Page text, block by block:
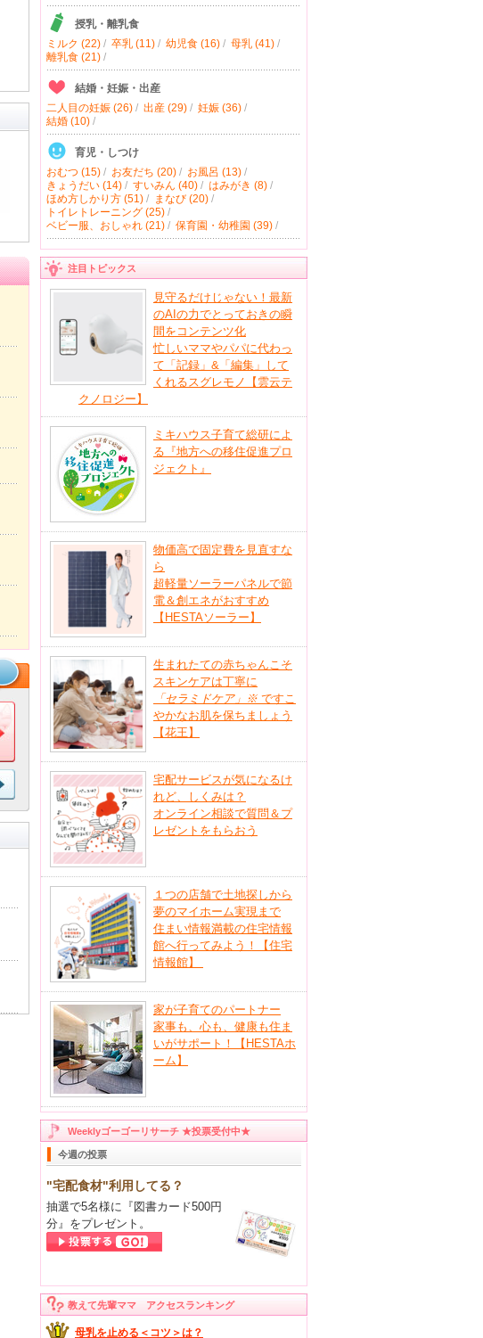
授乳・離乳食
ミルク (22)/ 卒乳 (11)/ 幼児食 (16)/ 母乳 (41)/
離乳食 (21)/
結婚・妊娠・出産
二人目の妊娠 (26)/ 出産 (29)/ 妊娠 (36)/
結婚 (10)/
育児・しつけ
おむつ (15)/ お友だち (20)/ お風呂 (13)/
きょうだい (14)/ すいみん (40)/ はみがき (8)/
ほめ方しかり方 (51)/ まなび (20)/
トイレトレーニング (25)/
ベビー服、おしゃれ (21)/ 保育園・幼稚園 (39)/
注目トピックス
見守るだけじゃない！最新
のAIの力でとっておきの瞬
間をコンテンツ化
忙しいママやパパに代わっ
て「記録」&「編集」して
くれるスグレモノ【雲云テ
クノロジー】
ミキハウス子育て総研によ
る『地方への移住促進プロ
ジェクト』
物価高で固定費を見直すな
ら
超軽量ソーラーパネルで節
電＆創エネがおすすめ
【HESTAソーラー】
生まれたての赤ちゃんこそ
スキンケアは丁寧に
「セラミドケア」 ※ ですこ
やかなお肌を保ちましょう
【花王】
宅配サービスが気になるけ
れど、しくみは？
オンライン相談で質問＆プ
レゼントをもらおう
１つの店舗で土地探しから
夢のマイホーム実現まで
住まい情報満載の住宅情報
館へ行ってみよう！【住宅
情報館】
家が子育てのパートナー
家事も、心も、健康も住ま
いがサポート！【HESTAホ
ーム】
Weeklyゴーゴーリサーチ ★投票受付中★
今週の投票
"宅配食材"利用してる？
抽選で5名様に『図書カード500円
分』をプレゼント。
教えて先輩ママ アクセスランキング
母乳を止める＜コツ＞は？